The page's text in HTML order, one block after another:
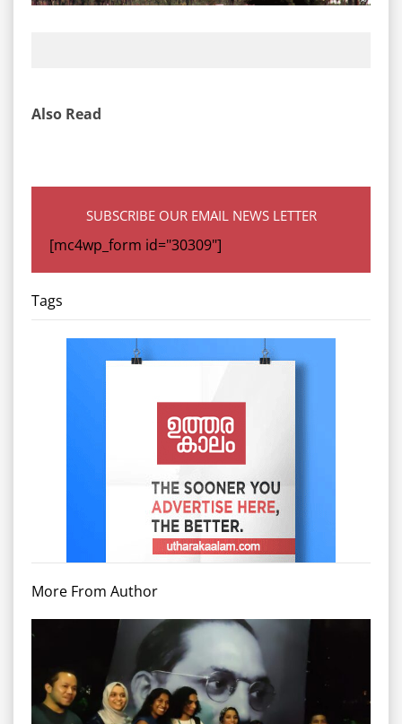
Also Read
SUBSCRIBE OUR EMAIL NEWS LETTER
[mc4wp_form id="30309"]
Tags
More From Author